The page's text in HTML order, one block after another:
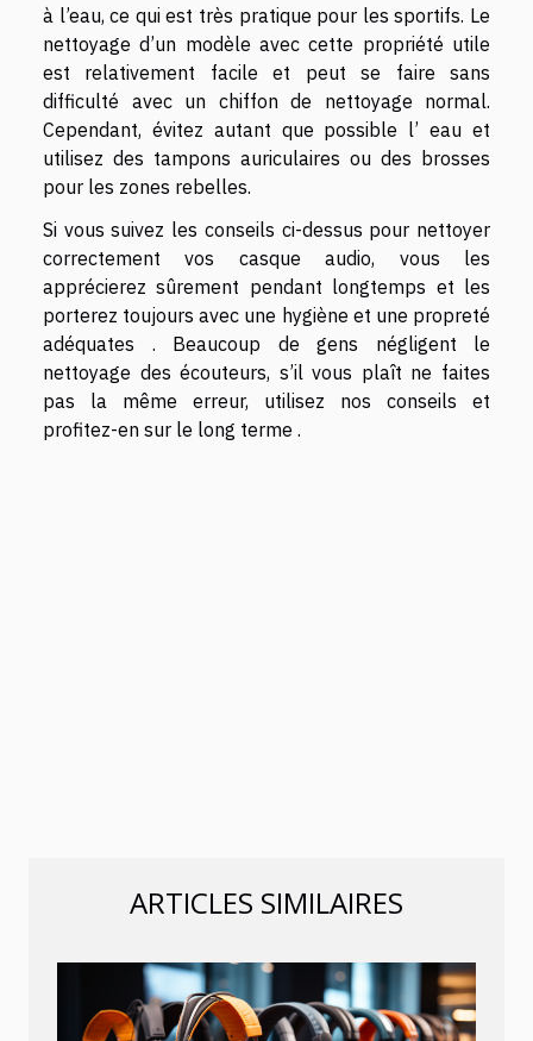
à l’eau, ce qui est très pratique pour les sportifs. Le
nettoyage d’un modèle avec cette propriété utile
est relativement facile et peut se faire sans
difficulté avec un chiffon de nettoyage normal.
Cependant, évitez autant que possible l’ eau et
utilisez des tampons auriculaires ou des brosses
pour les zones rebelles.
Si vous suivez les conseils ci-dessus pour nettoyer
correctement vos casque audio, vous les
apprécierez sûrement pendant longtemps et les
porterez toujours avec une hygiène et une propreté
adéquates . Beaucoup de gens négligent le
nettoyage des écouteurs, s’il vous plaît ne faites
pas la même erreur, utilisez nos conseils et
profitez-en sur le long terme .
ARTICLES SIMILAIRES